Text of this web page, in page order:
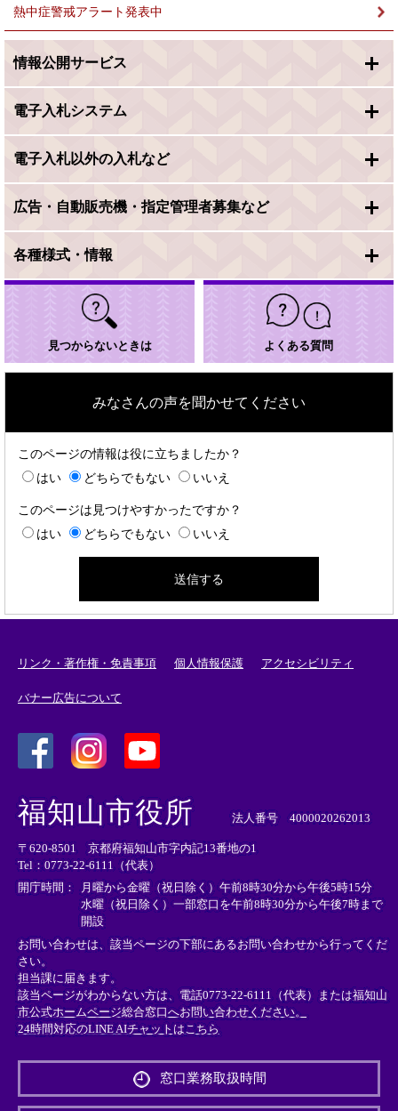
熱中症警戒アラート発表中
情報公開サービス
電子入札システム
電子入札以外の入札など
広告・自動販売機・指定管理者募集など
各種様式・情報
見つからないときは よくある質問
みなさんの声を聞かせてください
このページの情報は役に立ちましたか？
はい
どちらでもない いいえ
このページは見つけやすかったですか？
はい
どちらでもない いいえ
リンク・著作権・免責事項 個人情報保護 アクセシビリティ
バナー広告について
外
部
リ
ン
ク
＞
外
リ
ン
ク
＞
外
部
ン
ク
＞
福知山市役所 法人番号 4000020262013
〒620-8501 京都府福知山市字内記13番地の1
Tel：0773-22-6111（代表）
開庁時間：
月曜から金曜（祝日除く）午前8時30分から午後5時15分
水曜（祝日除く）一部窓口を午前8時30分から午後7時まで
開設
お問い合わせは、該当ページの下部にあるお問い合わせから行ってくだ
さい。
担当課に届きます。
該当ページがわからない方は、電話0773-22-6111（代表）または福知山
市公式ホームページ総合窓口へお問い合わせください。
24時間対応のLINE AIチャットはこちら
外
リ
窓口業務取扱時間